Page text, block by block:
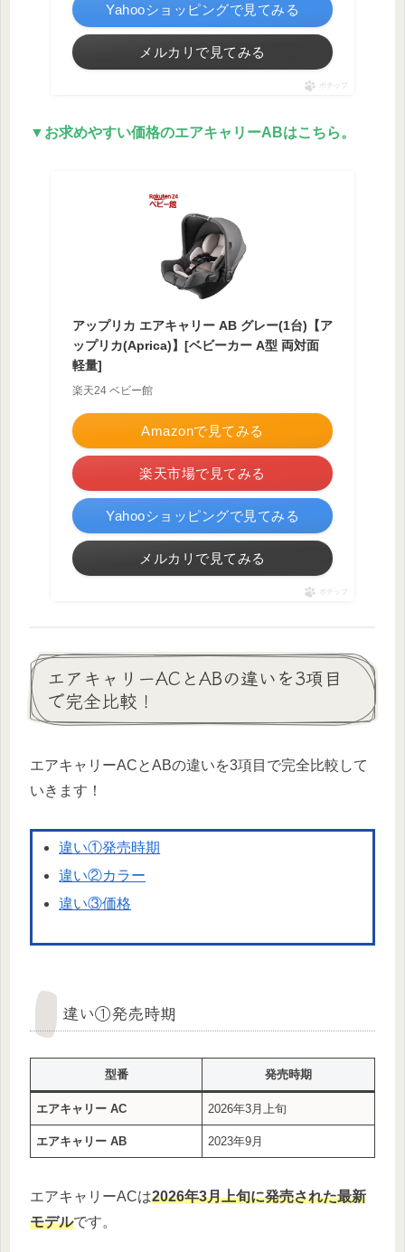
Yahooショッピングで見てみる
メルカリで見てみる
ポチップ
▼お求めやすい価格のエアキャリーABはこちら。
アップリカ エアキャリー AB グレー(1台)【ア
ップリカ(Aprica)】[ベビーカー A型 両対面
軽量]
楽天24 ベビー館
Amazonで見てみる
楽天市場で見てみる
Yahooショッピングで見てみる
メルカリで見てみる
ポチップ
エアキャリーACとABの違いを3項目
で完全比較！
エアキャリーACとABの違いを3項目で完全比較して
いきます！
違い①発売時期
違い②カラー
違い③価格
違い①発売時期
型番 発売時期
エアキャリー AC 2026年3月上旬
エアキャリー AB 2023年9月
エアキャリーACは2026年3月上旬に発売された最新
モデルです。